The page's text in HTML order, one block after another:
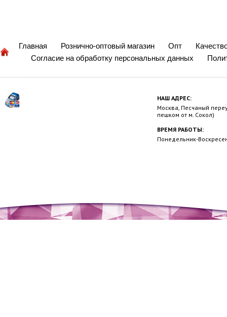
Главная Рознично-оптовый магазин Опт
Согласие на обработку персональных данных
НАШ АДРЕС:
Москва, Песчаный
пешком от м. Сокол)
ВРЕМЯ РАБОТЫ:
Понедельник-